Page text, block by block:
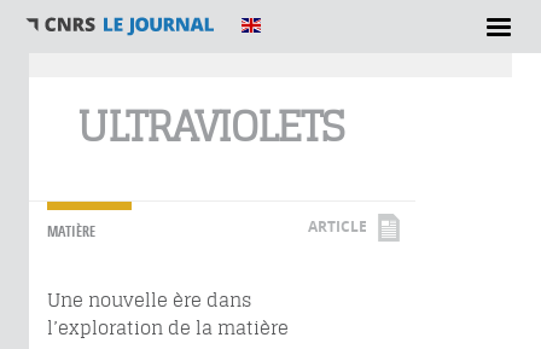
ULTRAVIOLETS
MATIÈRE ARTICLE
Une nouvelle ère dans
l’exploration de la matière